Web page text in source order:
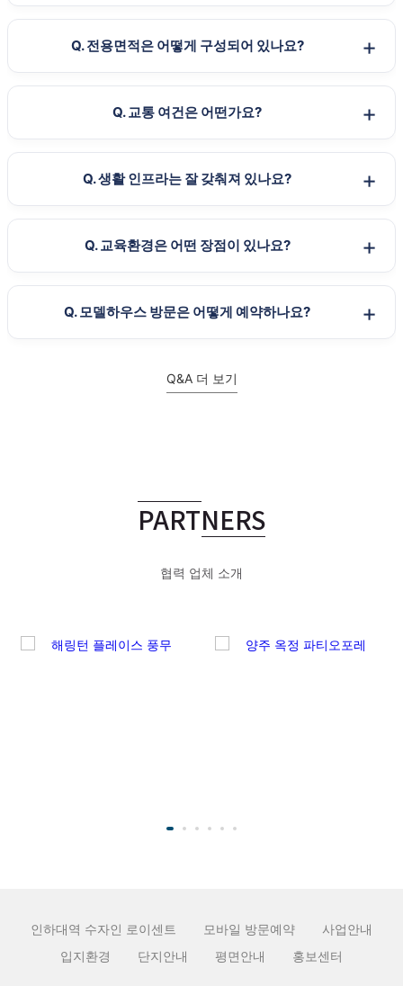
Q. 전용면적은 어떻게 구성되어 있나요?
Q. 교통 여건은 어떤가요?
Q. 생활 인프라는 잘 갖춰져 있나요?
Q. 교육환경은 어떤 장점이 있나요?
Q. 모델하우스 방문은 어떻게 예약하나요?
Q&A 더 보기
PARTNERS
협력 업체 소개
인하대역 수자인 로이센트 모바일 방문예약
사업안내
입지환경
단지안내 평면안내 홍보센터